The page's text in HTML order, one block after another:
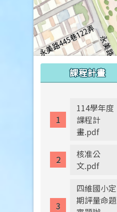
課程計畫
114學年度
課程計
畫.pdf
核准公
文.pdf
四維國小定
期評量命題